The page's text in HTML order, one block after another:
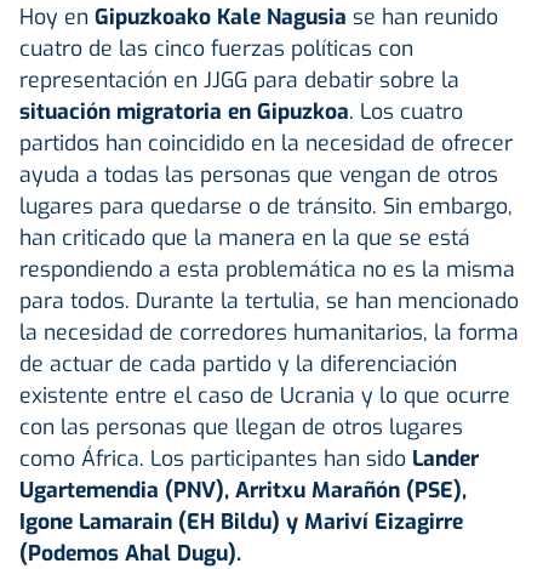
Hoy en Gipuzkoako Kale Nagusia se han reunido
cuatro de las cinco fuerzas políticas con
representación en JJGG para debatir sobre la
situación migratoria en Gipuzkoa. Los cuatro
partidos han coincidido en la necesidad de ofrecer
ayuda a todas las personas que vengan de otros
lugares para quedarse o de tránsito. Sin embargo,
han criticado que la manera en la que se está
respondiendo a esta problemática no es la misma
para todos. Durante la tertulia, se han mencionado
la necesidad de corredores humanitarios, la forma
de actuar de cada partido y la diferenciación
existente entre el caso de Ucrania y lo que ocurre
con las personas que llegan de otros lugares
como África. Los participantes han sido Lander
Ugartemendia (PNV), Arritxu Marañón (PSE),
Igone Lamarain (EH Bildu) y Mariví Eizagirre
(Podemos Ahal Dugu).